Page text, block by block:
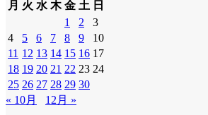
月 火 水 木 金 土 日
1
2
3
4
5 6 7 8 9
10
11 12 13 14 15 16 17
18 19 20 21 22 23 24
25 26 27 28 29 30
« 10月
12月 »